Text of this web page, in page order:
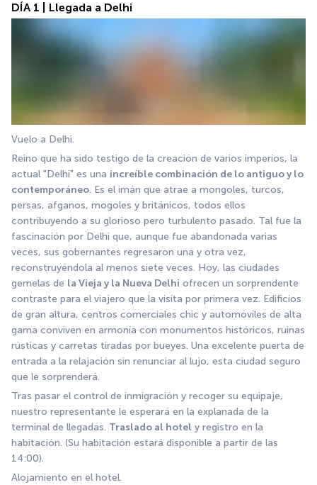
DÍA 1 | Llegada a Delhi
Vuelo a Delhi.
Reino que ha sido testigo de la creación de varios imperios, la
actual "Delhi" es una increíble combinación de lo antiguo y lo
contemporáneo. Es el imán que atrae a mongoles, turcos,
persas, afganos, mogoles y británicos, todos ellos
contribuyendo a su glorioso pero turbulento pasado. Tal fue la
fascinación por Delhi que, aunque fue abandonada varias
veces, sus gobernantes regresaron una y otra vez,
reconstruyéndola al menos siete veces. Hoy, las ciudades
gemelas de la Vieja y la Nueva Delhi ofrecen un sorprendente
contraste para el viajero que la visita por primera vez. Edificios
de gran altura, centros comerciales chic y automóviles de alta
gama conviven en armonía con monumentos históricos, ruinas
rústicas y carretas tiradas por bueyes. Una excelente puerta de
entrada a la relajación sin renunciar al lujo, esta ciudad seguro
que le sorprenderá.
Tras pasar el control de inmigración y recoger su equipaje,
nuestro representante le esperará en la explanada de la
terminal de llegadas. Traslado al hotel y registro en la
habitación. (Su habitación estará disponible a partir de las
14:00).
Alojamiento en el hotel.